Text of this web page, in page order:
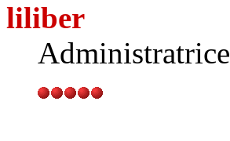
liliber
Administratrice